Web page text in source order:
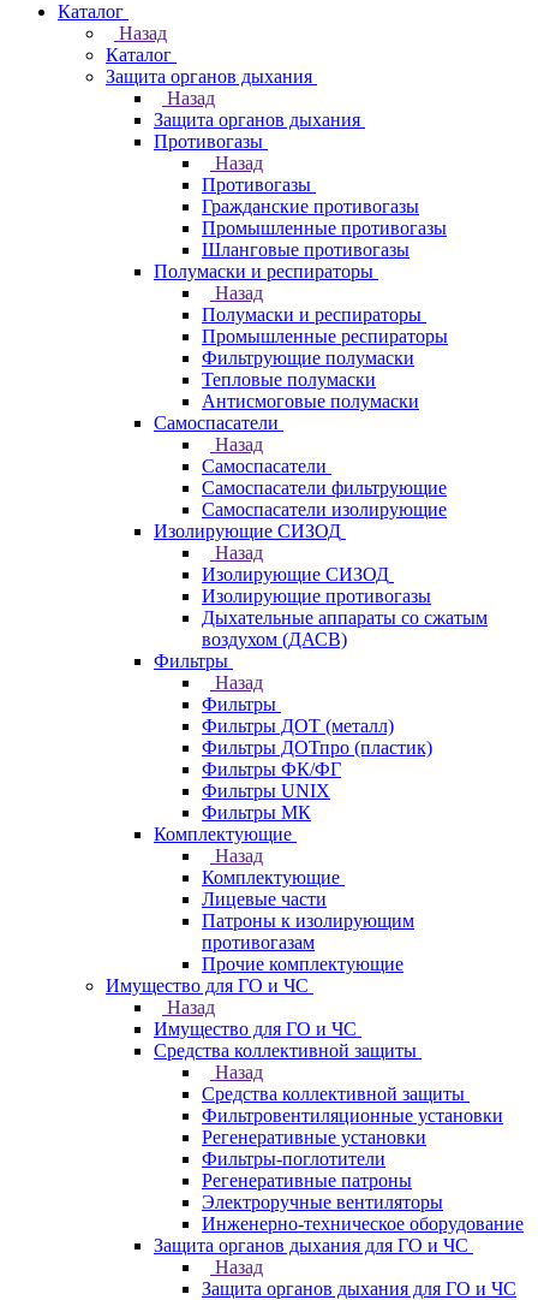
Каталог
Назад
Каталог
Защита органов дыхания
Назад
Защита органов дыхания
Противогазы
Назад
Противогазы
Гражданские противогазы
Промышленные противогазы
Шланговые противогазы
Полумаски и респираторы
Назад
Полумаски и респираторы
Промышленные респираторы
Фильтрующие полумаски
Тепловые полумаски
Антисмоговые полумаски
Самоспасатели
Назад
Самоспасатели
Самоспасатели фильтрующие
Самоспасатели изолирующие
Изолирующие СИЗОД
Назад
Изолирующие СИЗОД
Изолирующие противогазы
Дыхательные аппараты со сжатым
воздухом (ДАСВ)
Фильтры
Назад
Фильтры
Фильтры ДОТ (металл)
Фильтры ДОТпро (пластик)
Фильтры ФК/ФГ
Фильтры UNIX
Фильтры МК
Комплектующие
Назад
Комплектующие
Лицевые части
Патроны к изолирующим
противогазам
Прочие комплектующие
Имущество для ГО и ЧС
Назад
Имущество для ГО и ЧС
Средства коллективной защиты
Назад
Средства коллективной защиты
Фильтровентиляционные установки
Регенеративные установки
Фильтры-поглотители
Регенеративные патроны
Электроручные вентиляторы
Инженерно-техническое оборудование
Защита органов дыхания для ГО и ЧС
Назад
Защита органов дыхания для ГО и ЧС